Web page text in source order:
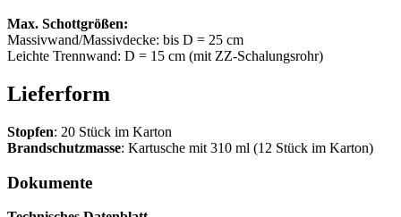
Max. Schottgrößen:
Massivwand/Massivdecke: bis D = 25 cm
Leichte Trennwand: D = 15 cm (mit ZZ-Schalungsrohr)
Lieferform
Stopfen: 20 Stück im Karton
Brandschutzmasse: Kartusche mit 310 ml (12 Stück im Karton)
Dokumente